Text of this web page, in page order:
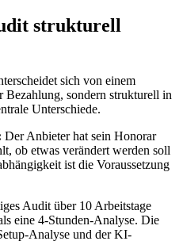
strukturell
sich von einem
sondern strukturell in
Unterschiede.
Der Anbieter hat sein Honorar
ob etwas verändert werden soll
ist die Voraussetzung
Audit über 10 Arbeitstage
eine 4-Stunden-Analyse. Die
Analyse und der KI-